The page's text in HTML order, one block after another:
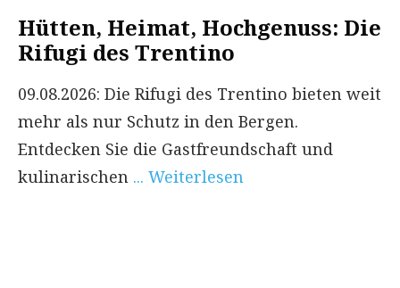
Hütten, Heimat, Hochgenuss: Die
Rifugi des Trentino
09.08.2026: Die Rifugi des Trentino bieten weit
mehr als nur Schutz in den Bergen.
Entdecken Sie die Gastfreundschaft und
kulinarischen ... Weiterlesen